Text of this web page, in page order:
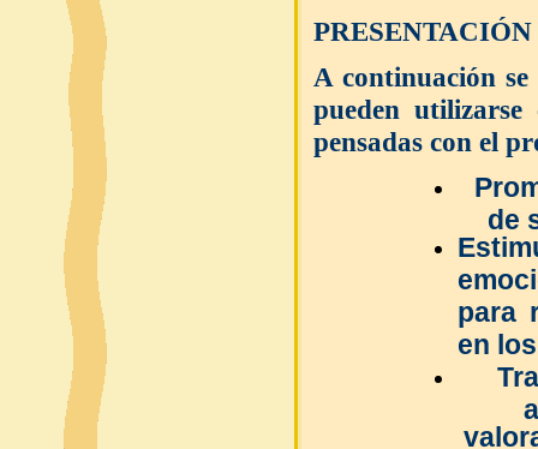
PRESENTACIÓN
A continuación
pueden
pensadas con el
de
para
en